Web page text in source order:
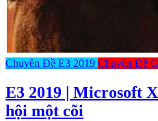
Chuyên Đề E3 2019 Chuyên Đề
E3 2019 | Microsoft
hội một cõi